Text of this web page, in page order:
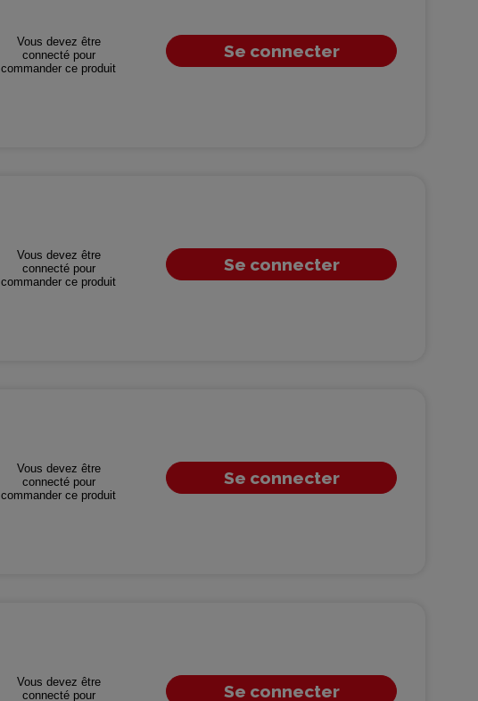
Vous devez être
connecté pour
commander ce produit
Se connecter
Vous devez être
connecté pour
commander ce produit
Se connecter
Vous devez être
connecté pour
commander ce produit
Se connecter
Vous devez être
connecté pour
Se connecter